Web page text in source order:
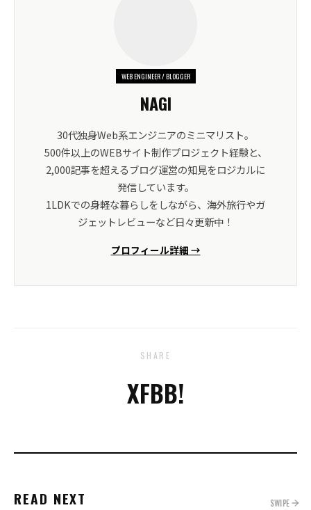
WEB ENGINEER / BLOGGER
NAGI
30代独身Web系エンジニアのミニマリスト。
500件以上のWEBサイト制作プロジェクト経験と、
2,000記事を超えるブログ運営の知見をロジカルに
発信しています。
1LDKでの身軽な暮らしをしながら、海外旅行やガ
ジェットレビューなど日々更新中！
プロフィール詳細 →
SHARE
XFBB!
READ NEXT SWIPE